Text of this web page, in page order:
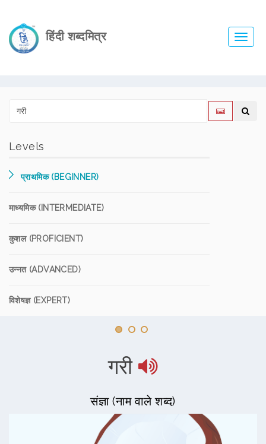
हिंदी शब्दमित्र
Levels
प्राथमिक (BEGINNER)
माध्यमिक (INTERMEDIATE)
कुशल (PROFICIENT)
उन्नत (ADVANCED)
विशेषज्ञ (EXPERT)
गरी
संज्ञा (नाम वाले शब्द)